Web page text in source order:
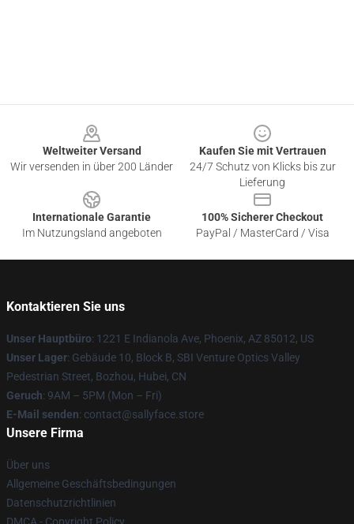
Weltweiter Versand
Wir versenden in über 200 Länder
Kaufen Sie mit Vertrauen
24/7 Schutz von Klicks bis zur
Lieferung
Internationale Garantie
Im Nutzungsland angeboten
100% Sicherer Checkout
PayPal / MasterCard / Visa
Kontaktieren Sie uns
Unser Hauptbüro: 1221 E Indianola Ave, Phoenix, AZ 85012, US
Unser Lager: Gebäude 10, Block B, SBI Venture Optics Valley
Pedestrian Street, Bozhou, Hubei, CN
Geruch: 9AM – 5PM (Mon – Fri)
E-Mail senden: contact@sallyface.store
Unsere Firma
Über uns
Allgemeine Geschäftsbedingungen
Datenschutzrichtlinien